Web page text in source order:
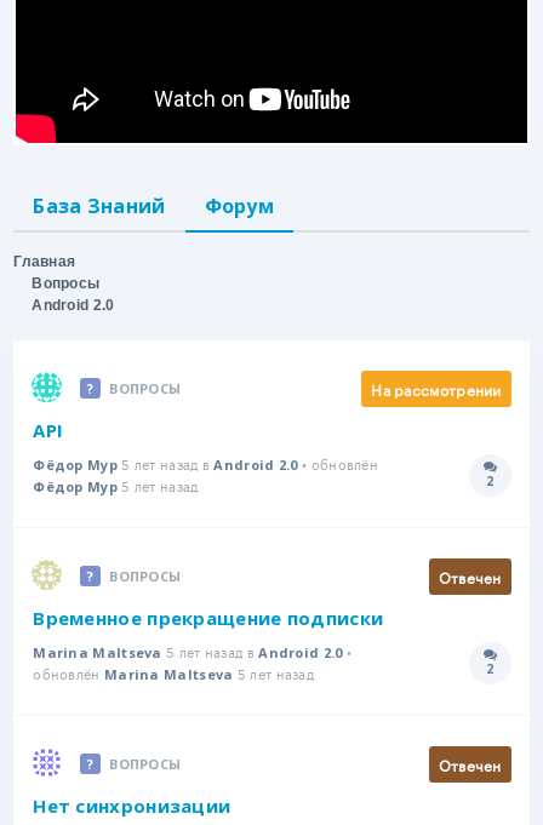
База Знаний Форум
Главная
Вопросы
Android 2.0
ВОПРОСЫ На рассмотрении
API
Фёдор Мур5 лет назад вAndroid 2.0• обновлён
Фёдор Мур5 лет назад 2
ВОПРОСЫ Отвечен
Временное прекращение подписки
Marina Maltseva 5 лет назад вAndroid 2.0•
обновлён Marina Maltseva 5 лет назад 2
ВОПРОСЫ Отвечен
Нет синхронизации